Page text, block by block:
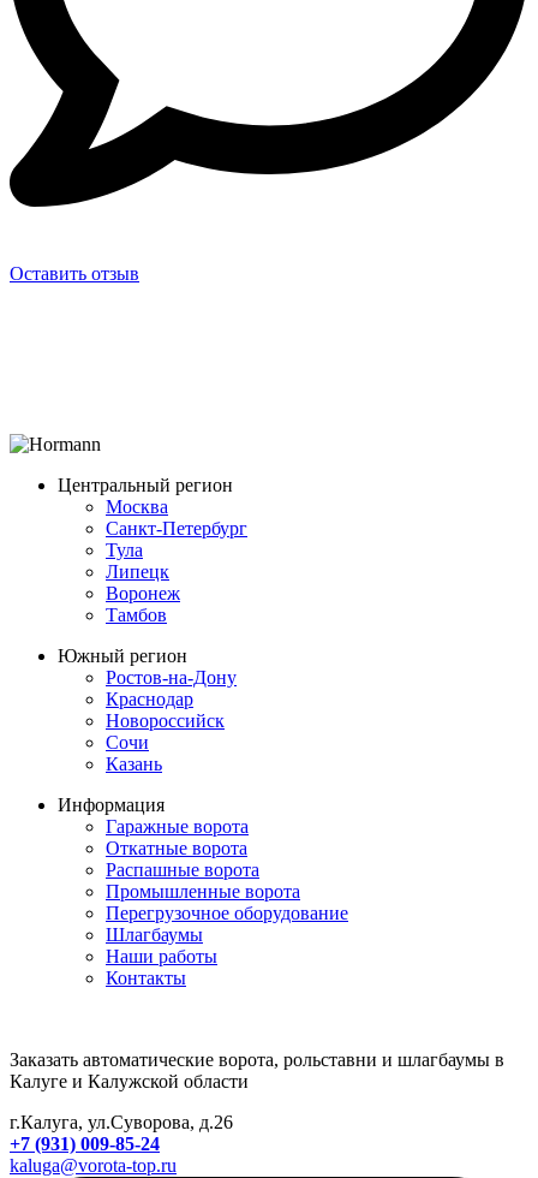
Оставить отзыв
Центральный регион
Москва
Санкт-Петербург
Тула
Липецк
Воронеж
Тамбов
Южный регион
Ростов-на-Дону
Краснодар
Новороссийск
Сочи
Казань
Информация
Гаражные ворота
Откатные ворота
Распашные ворота
Промышленные ворота
Перегрузочное оборудование
Шлагбаумы
Наши работы
Контакты
Заказать автоматические ворота, рольставни и шлагбаумы в
Калуге и Калужской области
г.Калуга, ул.Суворова, д.26
+7 (931) 009-85-24
kaluga@vorota-top.ru